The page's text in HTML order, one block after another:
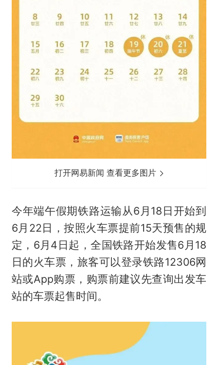
打开网易新闻 查看更多图片
今年端午假期铁路运输从6月18日开始到
6月22日，按照火车票提前15天预售的规
定，6月4日起，全国铁路开始发售6月18
日的火车票，旅客可以登录铁路12306网
站或App购票，购票前建议先查询出发车
站的车票起售时间。